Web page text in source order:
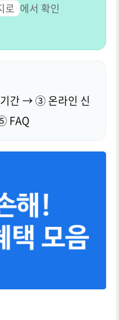
로 에서 확인
간 → ③ 온라인 신
FAQ